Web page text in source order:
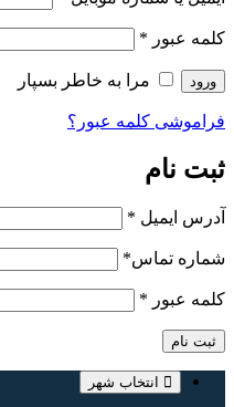
کلمه عبور *
ورود مرا به خاطر بسپار
فراموشی کلمه عبور؟
ثبت نام
آدرس ایمیل *
شماره تماس*
کلمه عبور *
ثبت نام
انتخاب شهر